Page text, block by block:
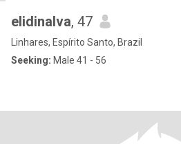
elidinalva, 47
Linhares, Espírito Santo, Brazil
Seeking: Male 41 - 56